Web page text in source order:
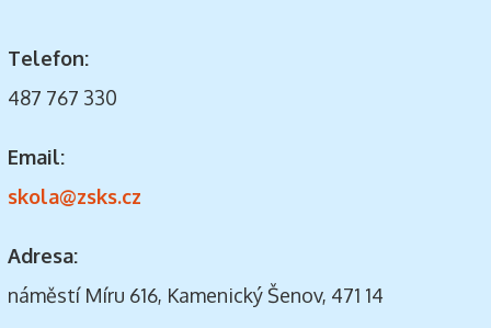
Telefon:
487 767 330
Email:
skola@zsks.cz
Adresa:
náměstí Míru 616, Kamenický Šenov, 471 14